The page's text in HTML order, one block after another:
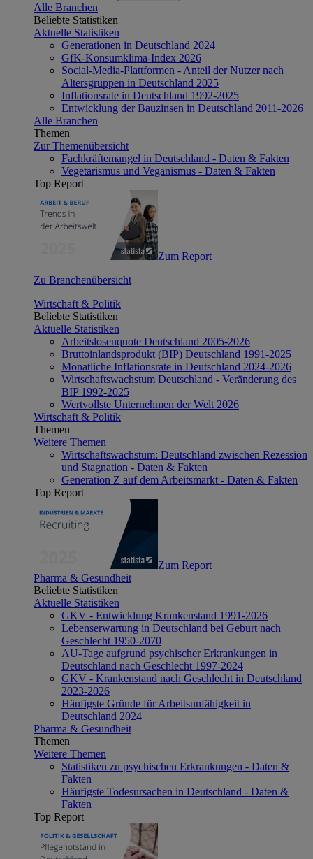
Alle Branchen
Beliebte Statistiken
Aktuelle Statistiken
Generationen in Deutschland 2024
GfK-Konsumklima-Index 2026
Social-Media-Plattformen - Anteil der Nutzer nach
Altersgruppen in Deutschland 2025
Inflationsrate in Deutschland 1992-2025
Entwicklung der Bauzinsen in Deutschland 2011-2026
Alle Branchen
Themen
Zur Themenübersicht
Fachkräftemangel in Deutschland - Daten & Fakten
Vegetarismus und Veganismus - Daten & Fakten
Top Report
Zum Report
Zu Branchenübersicht
Wirtschaft & Politik
Beliebte Statistiken
Aktuelle Statistiken
Arbeitslosenquote Deutschland 2005-2026
Bruttoinlandsprodukt (BIP) Deutschland 1991-2025
Monatliche Inflationsrate in Deutschland 2024-2026
Wirtschaftswachstum Deutschland - Veränderung des
BIP 1992-2025
Wertvollste Unternehmen der Welt 2026
Wirtschaft & Politik
Themen
Weitere Themen
Wirtschaftswachstum: Deutschland zwischen Rezession
und Stagnation - Daten & Fakten
Generation Z auf dem Arbeitsmarkt - Daten & Fakten
Top Report
Zum Report
Pharma & Gesundheit
Beliebte Statistiken
Aktuelle Statistiken
GKV - Entwicklung Krankenstand 1991-2026
Lebenserwartung in Deutschland bei Geburt nach
Geschlecht 1950-2070
AU-Tage aufgrund psychischer Erkrankungen in
Deutschland nach Geschlecht 1997-2024
GKV - Krankenstand nach Geschlecht in Deutschland
2023-2026
Häufigste Gründe für Arbeitsunfähigkeit in
Deutschland 2024
Pharma & Gesundheit
Themen
Weitere Themen
Statistiken zu psychischen Erkrankungen - Daten &
Fakten
Häufigste Todesursachen in Deutschland - Daten &
Fakten
Top Report